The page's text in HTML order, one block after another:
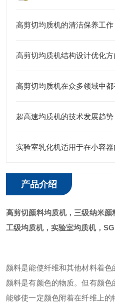
高剪切均质机的清洁保养工作
高剪切均质机结构设计优化方
高剪切均质机在众多领域中都
超高速均质机的技术发展趋势
实验室乳化机适用于在小容
产品介绍
高剪切颜料均质机，三级纳米
工级均质机，实验室均质机，
颜料是能使纤维和其他材料着色
颜料是有颜色的物质。但有颜色
能够使一定颜色附着在纤维上的